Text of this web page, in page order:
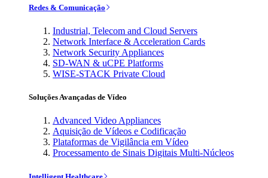
Redes & Comunicação
Industrial, Telecom and Cloud Servers
Network Interface & Acceleration Cards
Network Security Appliances
SD-WAN & uCPE Platforms
WISE-STACK Private Cloud
Soluções Avançadas de Vídeo
Advanced Video Appliances
Aquisição de Vídeos e Codificação
Plataformas de Vigilância em Vídeo
Processamento de Sinais Digitais Multi-Núcleos